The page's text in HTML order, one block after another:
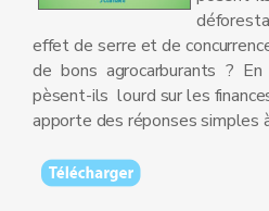
effet de serre et de
de bons agrocarburants ?
pèsent-ils lourd sur les
apporte des réponses simples